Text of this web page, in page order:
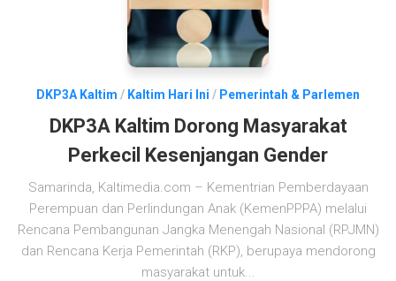
DKP3A Kaltim / Kaltim Hari Ini / Pemerintah & Parlemen
DKP3A Kaltim Dorong Masyarakat
Perkecil Kesenjangan Gender
Samarinda, Kaltimedia.com – Kementrian Pemberdayaan
Perempuan dan Perlindungan Anak (KemenPPPA) melalui
Rencana Pembangunan Jangka Menengah Nasional (RPJMN)
dan Rencana Kerja Pemerintah (RKP), berupaya mendorong
masyarakat untuk...